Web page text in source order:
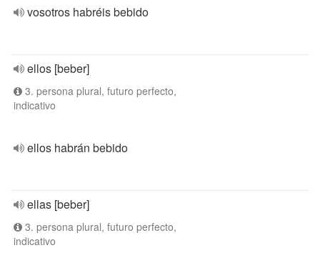
vosotros habréis bebido
ellos [beber]
3. persona plural, futuro perfecto,
indicativo
ellos habrán bebido
ellas [beber]
3. persona plural, futuro perfecto,
indicativo